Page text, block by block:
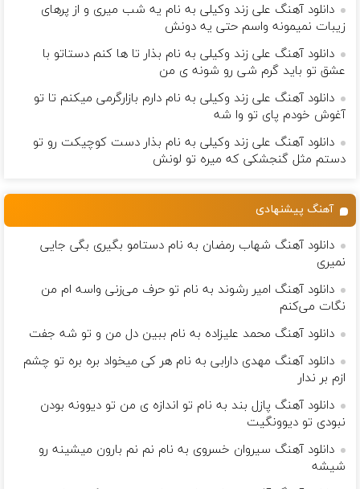
دانلود آهنگ علی زند وکیلی به نام یه شب میرى و از پرهای
زيبات نمیمونه واسم حتی یه دونش
دانلود آهنگ علی زند وکیلی به نام بذار تا ها كنم دستاتو با
عشق تو باید گرم شی رو شونه ى من
دانلود آهنگ علی زند وکیلی به نام دارم بازارگرمی میكنم تا تو
آغوش خودم پای تو وا شه
دانلود آهنگ علی زند وکیلی به نام بذار دست كوچیكت رو تو
دستم مثل گنجشكی كه میره تو لونش
آهنگ پیشنهادی
دانلود آهنگ شهاب رمضان به نام دستامو بگیری بگی جایی
نمیری
دانلود آهنگ امیر رشوند به نام تو حرف می‌زنی واسه ام من
نگات می‌کنم
دانلود آهنگ محمد علیزاده به نام ببین دل من و تو شه جفت
دانلود آهنگ مهدی دارابی به نام هر کی میخواد بره بره تو چشم
ازم بر ندار
دانلود آهنگ پازل بند به نام تو اندازه ی من تو‌ دیوونه بودن‌
نبودی تو‌ دیوونگیت
دانلود آهنگ سیروان خسروی به نام نم نم بارون میشینه رو
شیشه